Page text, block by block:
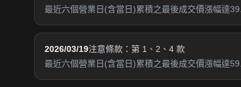
最近六個營業日(含當日)累積之最後成交價漲幅達
2026/03/19注意條款：第 1、2、4 款
最近六個營業日(含當日)累積之最後成交價漲幅達